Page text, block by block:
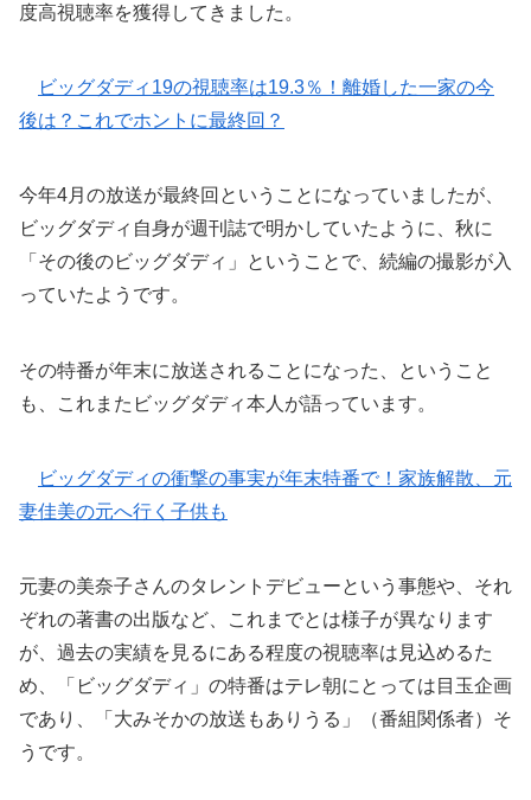
度高視聴率を獲得してきました。
ビッグダディ19の視聴率は19.3％！離婚した一家の今
後は？これでホントに最終回？
今年4月の放送が最終回ということになっていましたが、
ビッグダディ自身が週刊誌で明かしていたように、秋に
「その後のビッグダディ」ということで、続編の撮影が入
っていたようです。
その特番が年末に放送されることになった、ということ
も、これまたビッグダディ本人が語っています。
ビッグダディの衝撃の事実が年末特番で！家族解散、元
妻佳美の元へ行く子供も
元妻の美奈子さんのタレントデビューという事態や、それ
ぞれの著書の出版など、これまでとは様子が異なります
が、過去の実績を見るにある程度の視聴率は見込めるた
め、「ビッグダディ」の特番はテレ朝にとっては目玉企画
であり、「大みそかの放送もありうる」（番組関係者）そ
うです。